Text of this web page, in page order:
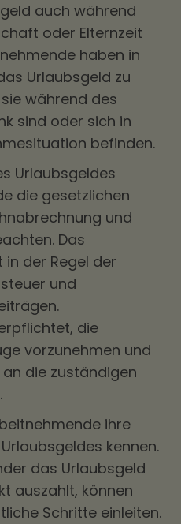
auch während
oder Elternzeit
haben in
Urlaubsgeld zu
während des
sind oder sich in
befinden.
Urlaubsgeldes
die gesetzlichen
und
Das
der Regel der
und
die
vorzunehmen und
die zuständigen
ihre
kennen.
das Urlaubsgeld
auszahlt, können
Schritte einleiten.